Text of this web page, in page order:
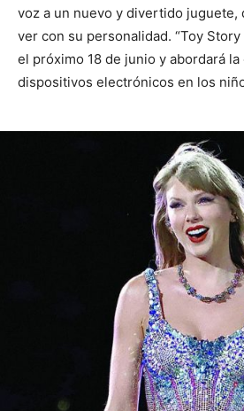
voz a un nuevo y divertido juguete,
ver con su personalidad. “Toy
el próximo 18 de junio y abordará la
dispositivos electrónicos en los